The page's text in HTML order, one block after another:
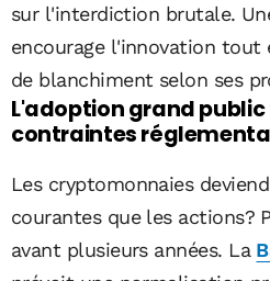
sur l'interdiction brutale.
encourage l'innovation tout
de blanchiment selon ses
L'adoption grand
contraintes
Les cryptomonnaies
courantes que les actions?
avant plusieurs années. La